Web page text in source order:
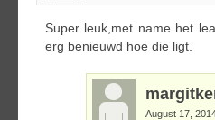
Super leuk,met name het
erg benieuwd hoe die ligt.
August 17,